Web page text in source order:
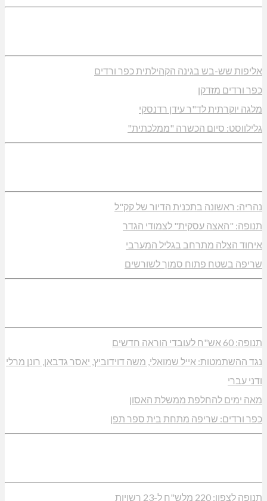
אליפות שש-בש בגינה הקהילתית כפר ורדים
כפר ורדים מזדקן
מלגה יוקרתית לד"ר עידן רדנסקי
גלילווסט: סיום הכשרה "ממלכתית"
נהריה: ראשונה בתכנית הדיור של קק"ל
תנופה: "האצה עסקית" לצמודי הגדר
איחוד הצלה מתרחב בגליל המערבי
שריפה בשטח פתוח סמוך לשורשים
תנופה: 60 אש"ח לעובדי הוראה חדשים
נגד ההשתמטות: אייל שמואלי, משה דוידוביץ, יאסר גדבאן, רונן מרלי
ודני עברי
מאה ימים להחלפת ממשלת האסון
כפר ורדים: שריפה מתחת בית ספר תפן
תנופה לצפון: 220 מלש"ח ל-23 רשויות